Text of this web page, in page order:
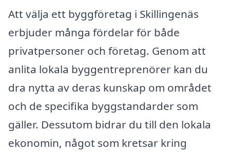
Att välja ett byggföretag i Skillingenäs
erbjuder många fördelar för både
privatpersoner och företag. Genom att
anlita lokala byggentreprenörer kan du
dra nytta av deras kunskap om området
och de specifika byggstandarder som
gäller. Dessutom bidrar du till den lokala
ekonomin, något som kretsar kring